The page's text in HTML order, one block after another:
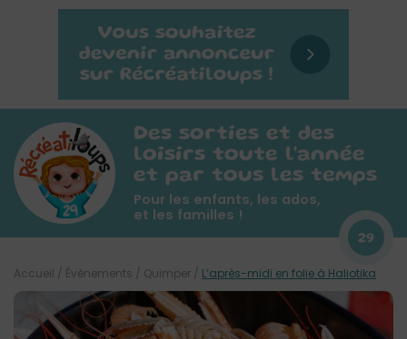
Des sorties et des
loisirs toute l'année
et par tous les temps
Pour les enfants, les ados,
et les familles !
29
Accueil / Évènements / Quimper / L’après-midi en folie à Haliotika